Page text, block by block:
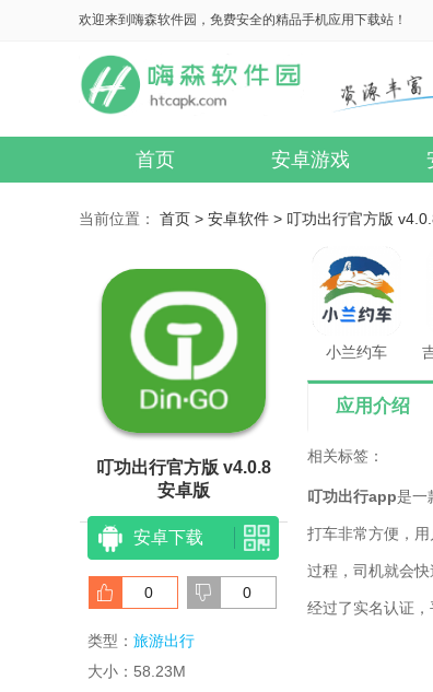
欢迎来到嗨森软件园，免费安全的精品手机应用下载站！
首页 安卓游戏
当前位置： 首页 > 安卓软件 > 叮功出行官方版
叮功出行官方版 v4.0.8
安卓版
安卓下载
0 0
类型： 旅游出行
大小：58.23M
小兰约车
应用介绍
相关标签：
叮功出行app是一
打车非常方便，
过程，司机就会
经过了实名认证，